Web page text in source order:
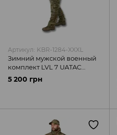
Артикул: KBR-1284-XXXL
Зимний мужской военный
комплект LVL 7 UATAC
Kiborg
5 200 грн